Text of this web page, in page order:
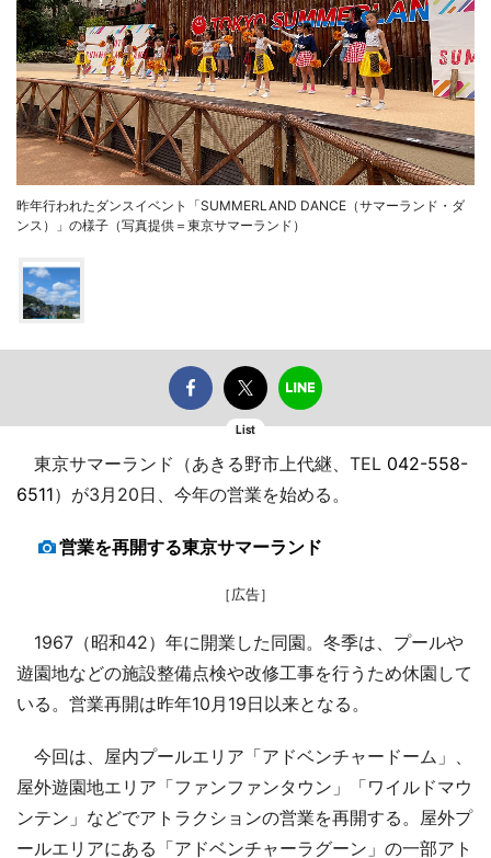
昨年行われたダンスイベント「SUMMERLAND DANCE（サマーランド・ダ
ンス）」の様子（写真提供＝東京サマーランド）
List
東京サマーランド（あきる野市上代継、TEL 042-558-
6511）が3月20日、今年の営業を始める。
営業を再開する東京サマーランド
［広告］
1967（昭和42）年に開業した同園。冬季は、プールや
遊園地などの施設整備点検や改修工事を行うため休園して
いる。営業再開は昨年10月19日以来となる。
今回は、屋内プールエリア「アドベンチャードーム」、
屋外遊園地エリア「ファンファンタウン」「ワイルドマウ
ンテン」などでアトラクションの営業を再開する。屋外プ
ールエリアにある「アドベンチャーラグーン」の一部アト